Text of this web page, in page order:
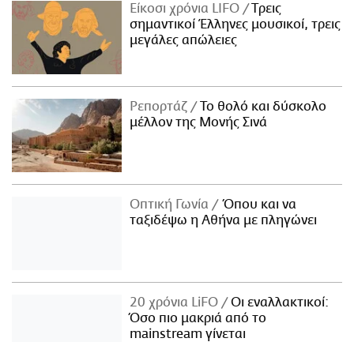
Είκοσι χρόνια LIFO
Tρεις
σημαντικοί Έλληνες μουσικοί, τρεις
μεγάλες απώλειες
Ρεπορτάζ
Το θολό και δύσκολο
μέλλον της Μονής Σινά
Οπτική Γωνία
Όπου και να
ταξιδέψω η Αθήνα με πληγώνει
20 χρόνια LiFO
Οι εναλλακτικοί:
Όσο πιο μακριά από το
mainstream γίνεται